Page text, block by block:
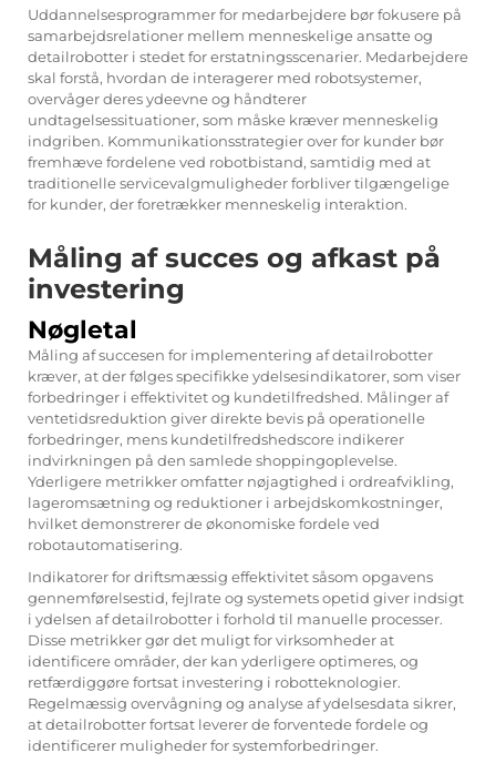
Uddannelsesprogrammer for medarbejdere bør fokusere på
samarbejdsrelationer mellem menneskelige ansatte og
detailrobotter i stedet for erstatningsscenarier. Medarbejdere
skal forstå, hvordan de interagerer med robotsystemer,
overvåger deres ydeevne og håndterer
undtagelsessituationer, som måske kræver menneskelig
indgriben. Kommunikationsstrategier over for kunder bør
fremhæve fordelene ved robotbistand, samtidig med at
traditionelle servicevalgmuligheder forbliver tilgængelige
for kunder, der foretrækker menneskelig interaktion.
Måling af succes og afkast på
investering
Nøgletal
Måling af succesen for implementering af detailrobotter
kræver, at der følges specifikke ydelsesindikatorer, som viser
forbedringer i effektivitet og kundetilfredshed. Målinger af
ventetidsreduktion giver direkte bevis på operationelle
forbedringer, mens kundetilfredshedscore indikerer
indvirkningen på den samlede shoppingoplevelse.
Yderligere metrikker omfatter nøjagtighed i ordreafvikling,
lageromsætning og reduktioner i arbejdskomkostninger,
hvilket demonstrerer de økonomiske fordele ved
robotautomatisering.
Indikatorer for driftsmæssig effektivitet såsom opgavens
gennemførelsestid, fejlrate og systemets opetid giver indsigt
i ydelsen af detailrobotter i forhold til manuelle processer.
Disse metrikker gør det muligt for virksomheder at
identificere områder, der kan yderligere optimeres, og
retfærdiggøre fortsat investering i robotteknologier.
Regelmæssig overvågning og analyse af ydelsesdata sikrer,
at detailrobotter fortsat leverer de forventede fordele og
identificerer muligheder for systemforbedringer.